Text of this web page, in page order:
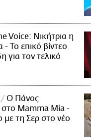
Voice: Νικήτρια η
Το επικό βίντεο
για τον τελικό
O Πάνος
Mamma Mia -
με τη Σερ στο νέο